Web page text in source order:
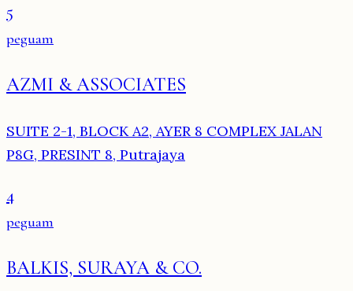
5
peguam
AZMI & ASSOCIATES
SUITE 2-1, BLOCK A2, AYER 8 COMPLEX JALAN
P8G, PRESINT 8, Putrajaya
4
peguam
BALKIS, SURAYA & CO.